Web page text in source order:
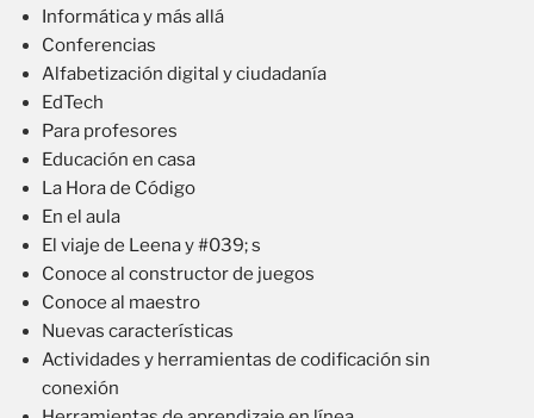
Informática y más allá
Conferencias
Alfabetización digital y ciudadanía
EdTech
Para profesores
Educación en casa
La Hora de Código
En el aula
El viaje de Leena y #039; s
Conoce al constructor de juegos
Conoce al maestro
Nuevas características
Actividades y herramientas de codificación sin
conexión